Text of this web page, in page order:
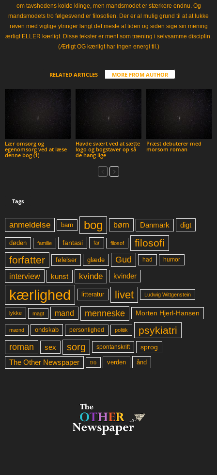
om tavshedens kolde klinge, men mandsmodet er stærkere endnu. Og
mandsmodets tro følgesvend er filosofien. Der er al mulig grund til at at lukke
røven med vigtige ytringer langt det meste af tiden og siden sige sin mening
ærligt ELLER kærligt. Disse tekster er ment som træning i selvsamme disciplin.
(Ærligt OG kærligt har ingen energi til.)
RELATED ARTICLES MORE FROM AUTHOR
Lær omsorg og
egenomsorg ved at læse
denne bog (1)
Havde svært ved at sætte
logo og bogstaver op så
de hang lige
Præst debuterer med
morsom roman
Tags
anmeldelse barn bog børn Danmark digt
døden familie fantasi far filosof
filosofi
forfatter
følelser glæde Gud had humor
interview kunst kvinde kvinder
kærlighed litteratur livet Ludwig Wittgenstein
lykke magt mand menneske Morten Hjerl-Hansen
mænd ondskab personlighed politik psykiatri
roman sex sorg spontanskrift sprog
The Other Newspaper tro verden ånd